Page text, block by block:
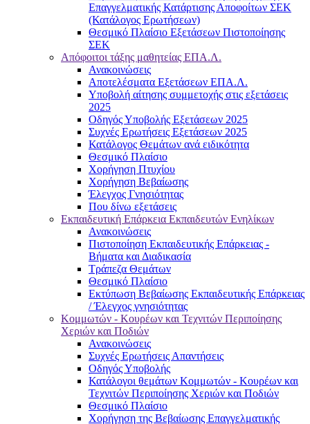
Επαγγελματικής Κατάρτισης Αποφοίτων ΣΕΚ
(Κατάλογος Ερωτήσεων)
Θεσμικό Πλαίσιο Εξετάσεων Πιστοποίησης
ΣΕΚ
Απόφοιτοι τάξης μαθητείας ΕΠΑ.Λ.
Ανακοινώσεις
Αποτελέσματα Εξετάσεων ΕΠΑ.Λ.
Υποβολή αίτησης συμμετοχής στις εξετάσεις
2025
Οδηγός Υποβολής Εξετάσεων 2025
Συχνές Ερωτήσεις Εξετάσεων 2025
Κατάλογος Θεμάτων ανά ειδικότητα
Θεσμικό Πλαίσιο
Χορήγηση Πτυχίου
Χορήγηση Βεβαίωσης
Έλεγχος Γνησιότητας
Που δίνω εξετάσεις
Εκπαιδευτική Επάρκεια Εκπαιδευτών Ενηλίκων
Ανακοινώσεις
Πιστοποίηση Εκπαιδευτικής Επάρκειας -
Βήματα και Διαδικασία
Τράπεζα Θεμάτων
Θεσμικό Πλαίσιο
Εκτύπωση Βεβαίωσης Εκπαιδευτικής Επάρκειας
/ Έλεγχος γνησιότητας
Κομμωτών - Κουρέων και Τεχνιτών Περιποίησης
Χεριών και Ποδιών
Ανακοινώσεις
Συχνές Ερωτήσεις Απαντήσεις
Οδηγός Υποβολής
Κατάλογοι θεμάτων Κομμωτών - Κουρέων και
Τεχνιτών Περιποίησης Χεριών και Ποδιών
Θεσμικό Πλαίσιο
Χορήγηση της Βεβαίωσης Επαγγελματικής